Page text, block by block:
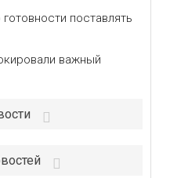
поставлять
важный